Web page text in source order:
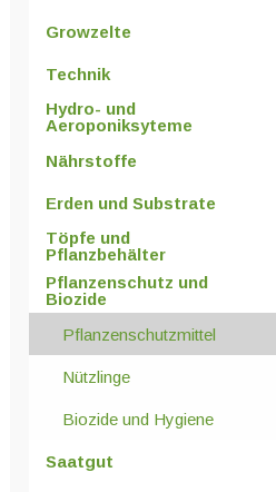
Growzelte
Technik
Hydro- und
Aeroponiksyteme
Nährstoffe
Erden und Substrate
Töpfe und
Pflanzbehälter
Pflanzenschutz und
Biozide
Pflanzenschutzmittel
Nützlinge
Biozide und Hygiene
Saatgut